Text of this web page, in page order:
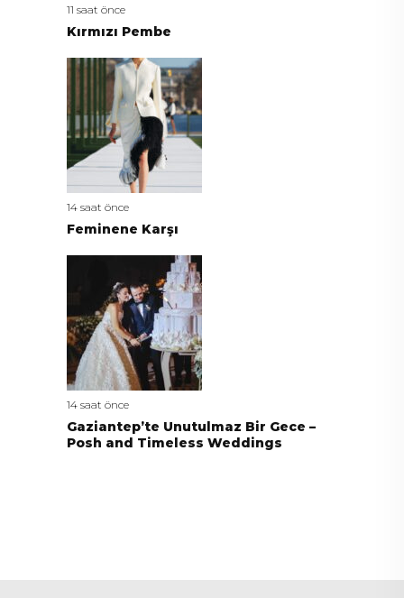
11 saat önce
Kırmızı Pembe
14 saat önce
Feminene Karşı
14 saat önce
Gaziantep’te Unutulmaz Bir Gece –
Posh and Timeless Weddings